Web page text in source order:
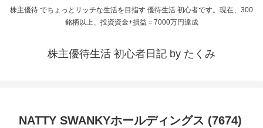
株主優待 でちょっとリッチな生活を目指す 優待生活 初心者です。現在、300
銘柄以上、投資資金+損益＝7000万円達成
株主優待生活 初心者日記 by たくみ
NATTY SWANKYホールディングス (7674)